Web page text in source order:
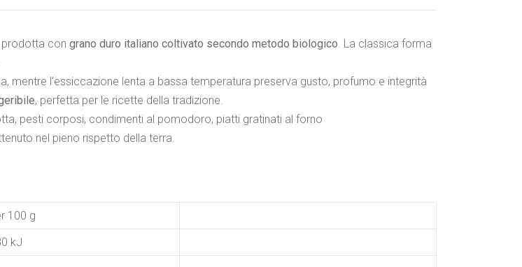
prodotta con grano duro italiano coltivato secondo metodo biologico . La classica forma
mentre l’essiccazione lenta a bassa temperatura preserva gusto, profumo e integrità
, perfetta per le ricette della tradizione.
pesti corposi, condimenti al pomodoro, piatti gratinati al forno
nel pieno rispetto della terra.
100 g
kJ